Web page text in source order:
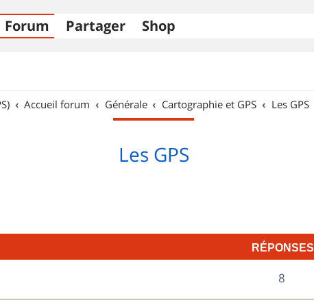
Forum Partager Shop
Accueil forum Générale Cartographie et GPS Les GPS
Les GPS
RÉPONSES
8R
é